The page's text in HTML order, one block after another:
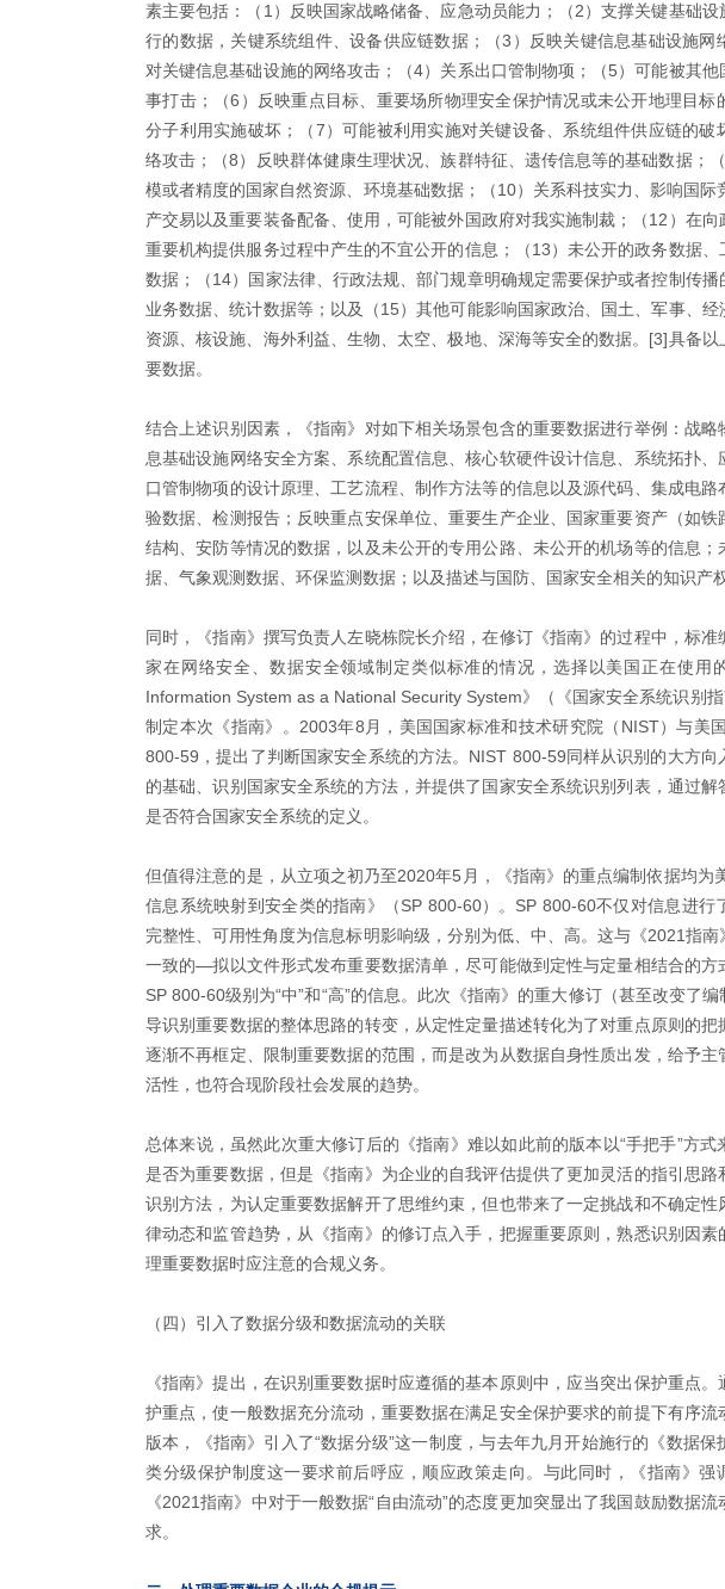
素主要包括：（1）反映国家战略储备、应急动员能力；（2）支撑关键基础
行的数据，关键系统组件、设备供应链数据；（3）反映关键信息基础设施网
对关键信息基础设施的网络攻击；（4）关系出口管制物项；（5）可能被其
事打击；（6）反映重点目标、重要场所物理安全保护情况或未公开地理目标
分子利用实施破坏；（7）可能被利用实施对关键设备、系统组件供应链的破
络攻击；（8）反映群体健康生理状况、族群特征、遗传信息等的基础数据；
模或者精度的国家自然资源、环境基础数据；（10）关系科技实力、影响国
产交易以及重要装备配备、使用，可能被外国政府对我实施制裁；（12）在
重要机构提供服务过程中产生的不宜公开的信息；（13）未公开的政务数据
数据；（14）国家法律、行政法规、部门规章明确规定需要保护或者控制传
业务数据、统计数据等；以及（15）其他可能影响国家政治、国土、军事、经
资源、核设施、海外利益、生物、太空、极地、深海等安全的数据。[3]具备
要数据。
结合上述识别因素，《指南》对如下相关场景包含的重要数据进行举例：战
息基础设施网络安全方案、系统配置信息、核心软硬件设计信息、系统拓扑
口管制物项的设计原理、工艺流程、制作方法等的信息以及源代码、集成电
验数据、检测报告；反映重点安保单位、重要生产企业、国家重要资产（如
结构、安防等情况的数据，以及未公开的专用公路、未公开的机场等的信息
据、气象观测数据、环保监测数据；以及描述与国防、国家安全相关的知识产
同时，《指南》撰写负责人左晓栋院长介绍，在修订《指南》的过程中，标
家在网络安全、数据安全领域制定类似标准的情况，选择以美国正在使用
Information System as a National Security System》（《国家安全系统识别
制定本次《指南》。2003年8月，美国国家标准和技术研究院（NIST）与美
800-59，提出了判断国家安全系统的方法。NIST 800-59同样从识别的大方
的基础、识别国家安全系统的方法，并提供了国家安全系统识别列表，通过
是否符合国家安全系统的定义。
但值得注意的是，从立项之初乃至2020年5月，《指南》的重点编制依据均为
信息系统映射到安全类的指南》（SP 800-60）。SP 800-60不仅对信息进行
完整性、可用性角度为信息标明影响级，分别为低、中、高。这与《2021指
一致的—拟以文件形式发布重要数据清单，尽可能做到定性与定量相结合的方
SP 800-60级别为“中”和“高”的信息。此次《指南》的重大修订（甚至改变了
导识别重要数据的整体思路的转变，从定性定量描述转化为了对重点原则的把
逐渐不再框定、限制重要数据的范围，而是改为从数据自身性质出发，给予主
活性，也符合现阶段社会发展的趋势。
总体来说，虽然此次重大修订后的《指南》难以如此前的版本以“手把手”方
是否为重要数据，但是《指南》为企业的自我评估提供了更加灵活的指引思
识别方法，为认定重要数据解开了思维约束，但也带来了一定挑战和不确定
律动态和监管趋势，从《指南》的修订点入手，把握重要原则，熟悉识别因
理重要数据时应注意的合规义务。
（四）引入了数据分级和数据流动的关联
《指南》提出，在识别重要数据时应遵循的基本原则中，应当突出保护重点
护重点，使一般数据充分流动，重要数据在满足安全保护要求的前提下有序
版本，《指南》引入了“数据分级”这一制度，与去年九月开始施行的《数据
类分级保护制度这一要求前后呼应，顺应政策走向。与此同时，《指南》强
《2021指南》中对于一般数据“自由流动”的态度更加突显出了我国鼓励数据
求。